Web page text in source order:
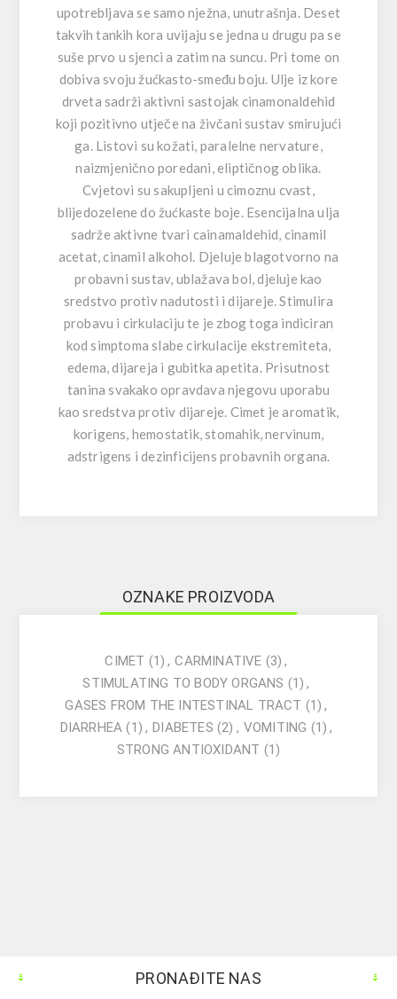
upotrebljava se samo nježna, unutrašnja. Deset
takvih tankih kora uvijaju se jedna u drugu pa se
suše prvo u sjenci a zatim na suncu. Pri tome on
dobiva svoju žućkasto-smeđu boju. Ulje iz kore
drveta sadrži aktivni sastojak cinamonaldehid
koji pozitivno utječe na živčani sustav smirujući
ga. Listovi su kožati, paralelne nervature,
naizmjenično poredani, eliptičnog oblika.
Cvjetovi su sakupljeni u cimoznu cvast,
blijedozelene do žućkaste boje. Esencijalna ulja
sadrže aktivne tvari cainamaldehid, cinamil
acetat, cinamil alkohol. Djeluje blagotvorno na
probavni sustav, ublažava bol, djeluje kao
sredstvo protiv nadutosti i dijareje. Stimulira
probavu i cirkulaciju te je zbog toga indiciran
kod simptoma slabe cirkulacije ekstremiteta,
edema, dijareja i gubitka apetita. Prisutnost
tanina svakako opravdava njegovu uporabu
kao sredstva protiv dijareje. Cimet je aromatik,
korigens, hemostatik, stomahik, nervinum,
adstrigens i dezinficijens probavnih organa.
OZNAKE PROIZVODA
CIMET (1) , CARMINATIVE (3) ,
STIMULATING TO BODY ORGANS (1) ,
GASES FROM THE INTESTINAL TRACT (1) ,
DIARRHEA (1) , DIABETES (2) , VOMITING (1) ,
STRONG ANTIOXIDANT (1)
PRONAĐITE NAS